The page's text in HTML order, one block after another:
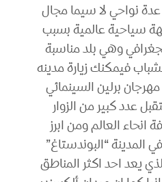
عدة نواحي لا سيما مجال
سياحية عالمية بسبب
وهي بلد مناسبة
فيمكنك زيارة مدينه
مهرجان برلين السينمائي
عدد كبير من الزوار
انحاء العالم ومن ابرز
المدينة “البوندستاغ”
يعد احد اكثر المناطق